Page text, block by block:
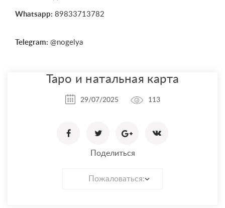
Whatsapp: 89833713782
Telegram: @nogelya
Таро и натальная карта
29/07/2025 113
Поделиться
Пожаловаться: